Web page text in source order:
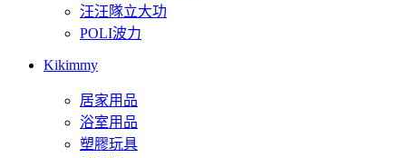
汪汪隊立大功
POLI波力
Kikimmy
居家用品
浴室用品
塑膠玩具